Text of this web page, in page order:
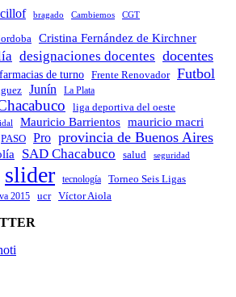
bragado Cambiemos CGT
Cristina Fernández de Kirchner
designaciones docentes docentes
farmacias de turno Frente Renovador Futbol
Junín La Plata
liga deportiva del oeste
Mauricio Barrientos mauricio macri
PASO Pro provincia de Buenos Aires
SAD Chacabuco salud seguridad
slider tecnología Torneo Seis Ligas
2015 ucr Víctor Aiola